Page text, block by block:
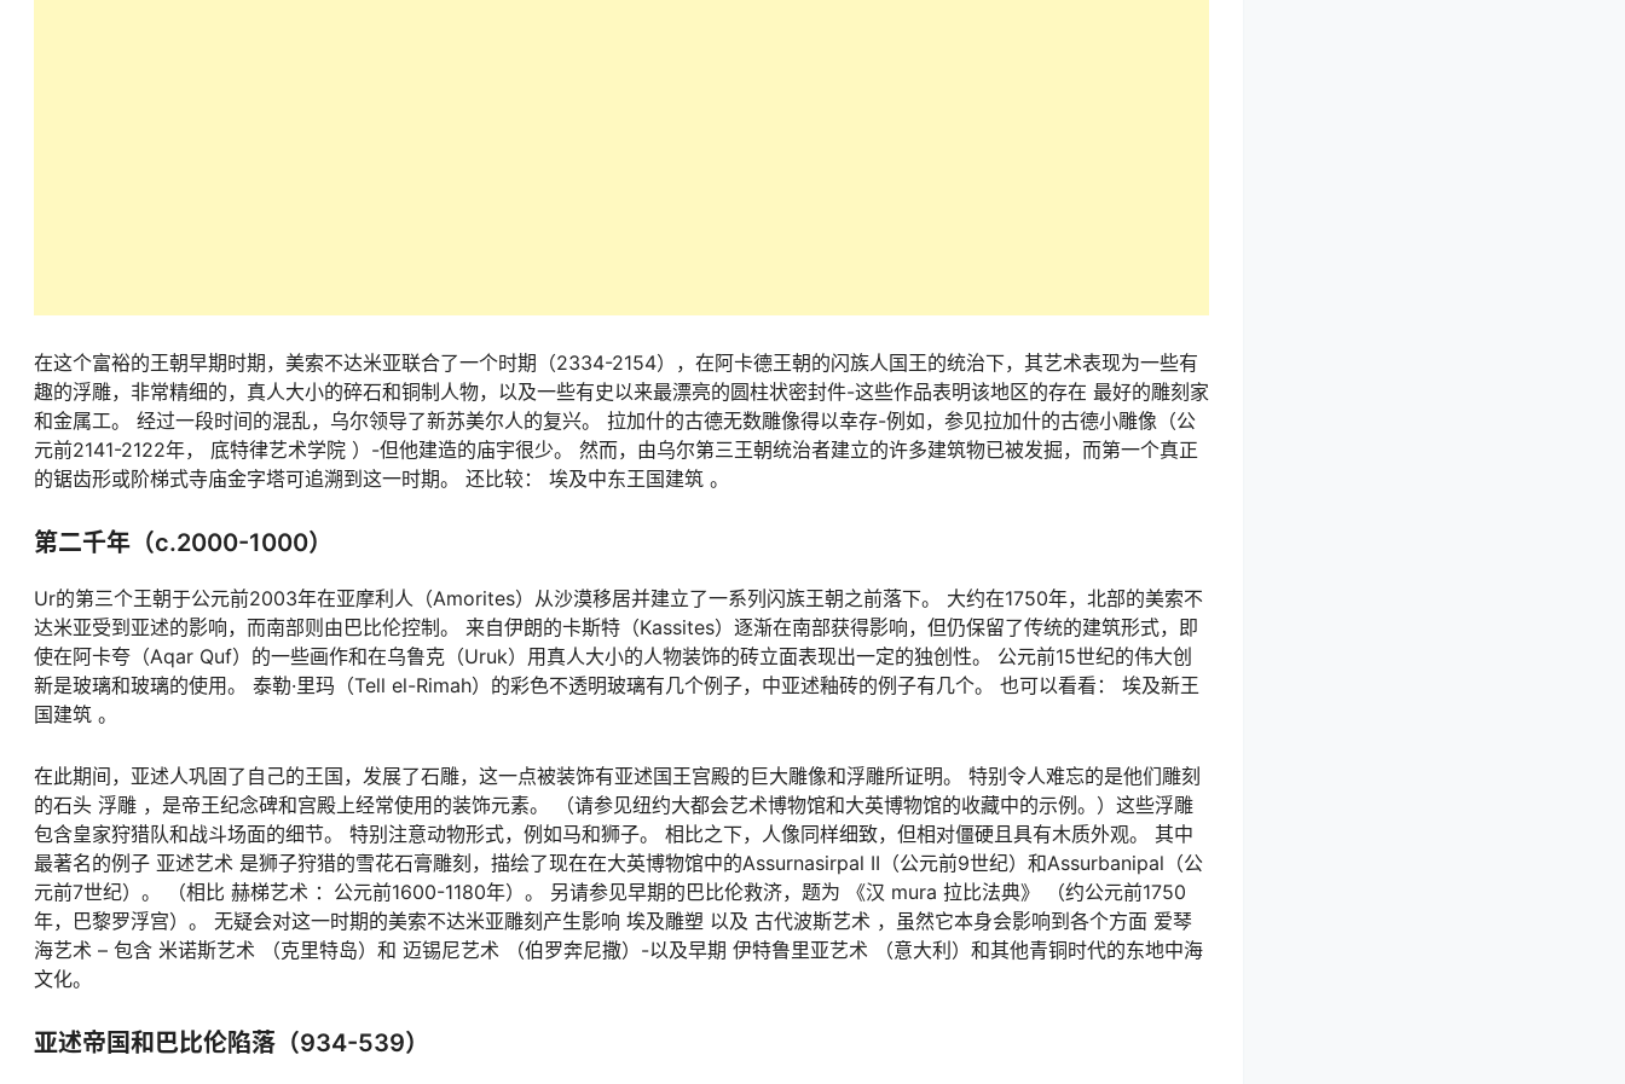
在这个富裕的王朝早期时期，美索不达米亚联合了一个时期（2334-2154），在阿卡德王朝的闪族人国王的统治下，其艺术表现为一些有
趣的浮雕，非常精细的，真人大小的碎石和铜制人物，以及一些有史以来最漂亮的圆柱状密封件-这些作品表明该地区的存在 最好的雕刻家
和金属工。 经过一段时间的混乱，乌尔领导了新苏美尔人的复兴。 拉加什的古德无数雕像得以幸存-例如，参见拉加什的古德小雕像（公
元前2141-2122年， 底特律艺术学院 ）-但他建造的庙宇很少。 然而，由乌尔第三王朝统治者建立的许多建筑物已被发掘，而第一个真正
的锯齿形或阶梯式寺庙金字塔可追溯到这一时期。 还比较： 埃及中东王国建筑 。
第二千年（c.2000-1000）
Ur的第三个王朝于公元前2003年在亚摩利人（Amorites）从沙漠移居并建立了一系列闪族王朝之前落下。 大约在1750年，北部的美索不
达米亚受到亚述的影响，而南部则由巴比伦控制。 来自伊朗的卡斯特（Kassites）逐渐在南部获得影响，但仍保留了传统的建筑形式，即
使在阿卡夸（Aqar Quf）的一些画作和在乌鲁克（Uruk）用真人大小的人物装饰的砖立面表现出一定的独创性。 公元前15世纪的伟大创
新是玻璃和玻璃的使用。 泰勒·里玛（Tell el-Rimah）的彩色不透明玻璃有几个例子，中亚述釉砖的例子有几个。 也可以看看： 埃及新王
国建筑 。
在此期间，亚述人巩固了自己的王国，发展了石雕，这一点被装饰有亚述国王宫殿的巨大雕像和浮雕所证明。 特别令人难忘的是他们雕刻
的石头 浮雕 ，是帝王纪念碑和宫殿上经常使用的装饰元素。 （请参见纽约大都会艺术博物馆和大英博物馆的收藏中的示例。）这些浮雕
包含皇家狩猎队和战斗场面的细节。 特别注意动物形式，例如马和狮子。 相比之下，人像同样细致，但相对僵硬且具有木质外观。 其中
最著名的例子 亚述艺术 是狮子狩猎的雪花石膏雕刻，描绘了现在在大英博物馆中的Assurnasirpal II（公元前9世纪）和Assurbanipal（公
元前7世纪）。 （相比 赫梯艺术 ：公元前1600-1180年）。 另请参见早期的巴比伦救济，题为
《汉 mura 拉比法典》
（约公元前1750
年，巴黎罗浮宫）。 无疑会对这一时期的美索不达米亚雕刻产生影响 埃及雕塑 以及 古代波斯艺术 ，虽然它本身会影响到各个方面 爱琴
海艺术 – 包含 米诺斯艺术 （克里特岛）和 迈锡尼艺术 （伯罗奔尼撒）-以及早期 伊特鲁里亚艺术 （意大利）和其他青铜时代的东地中海
文化。
亚述帝国和巴比伦陷落（934-539）